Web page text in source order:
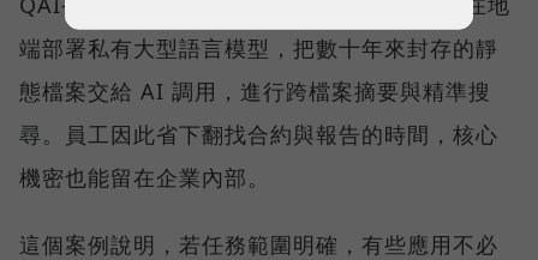
端部署私有大型語言模型，把數十年來封存的靜
態檔案交給 AI 調用，進行跨檔案摘要與精準搜
尋。員工因此省下翻找合約與報告的時間，核心
機密也能留在企業內部。
這個案例說明，若任務範圍明確，有些應用不必